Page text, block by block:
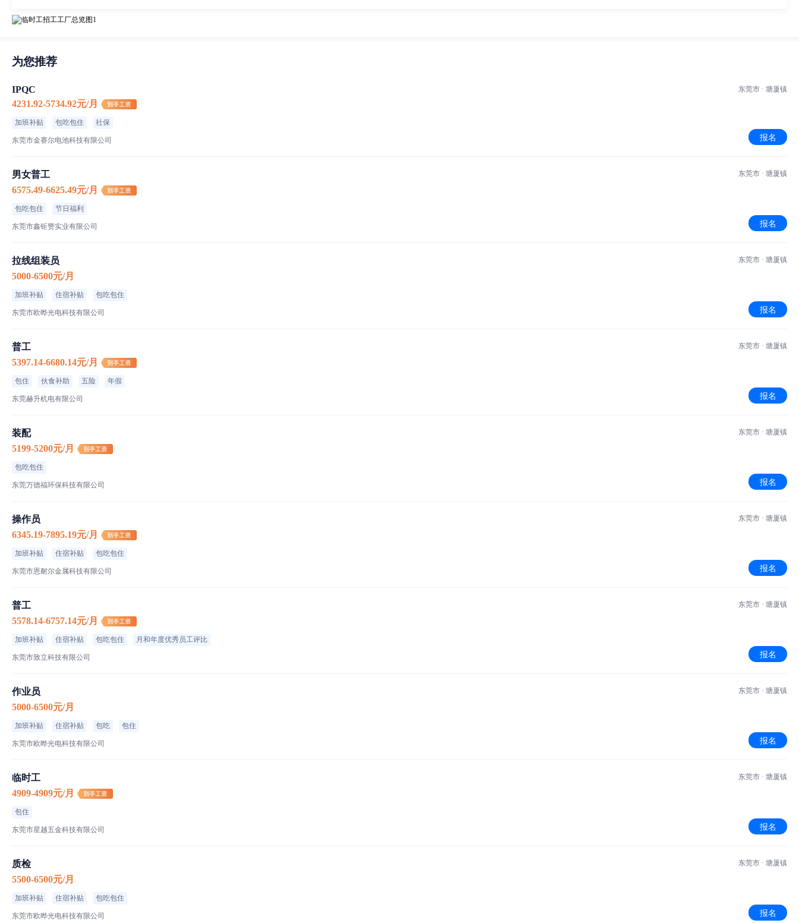
为您推荐
IPQC
4231.92-5734.92元/月
加班补贴 包吃包住 社保
东莞市金赛尔电池科技有限公司
东莞市 · 塘厦镇
报名
男女普工
6575.49-6625.49元/月
包吃包住 节日福利
东莞市鑫钜赞实业有限公司
东莞市 · 塘厦镇
报名
拉线组装员
5000-6500元/月
加班补贴 住宿补贴 包吃包住
东莞市欧晔光电科技有限公司
东莞市 · 塘厦镇
报名
普工
5397.14-6680.14元/月
包住 伙食补助 五险 年假
东莞赫升机电有限公司
东莞市 · 塘厦镇
报名
装配
5199-5200元/月
包吃包住
东莞万德福环保科技有限公司
东莞市 · 塘厦镇
报名
操作员
6345.19-7895.19元/月
加班补贴 住宿补贴 包吃包住
东莞市恩耐尔金属科技有限公司
东莞市 · 塘厦镇
报名
普工
5578.14-6757.14元/月
加班补贴 住宿补贴 包吃包住 月和年度优秀员工评比
东莞市致立科技有限公司
东莞市 · 塘厦镇
报名
作业员
5000-6500元/月
加班补贴 住宿补贴 包吃 包住
东莞市欧晔光电科技有限公司
东莞市 · 塘厦镇
报名
临时工
4909-4909元/月
包住
东莞市星越五金科技有限公司
东莞市 · 塘厦镇
报名
质检
5500-6500元/月
加班补贴 住宿补贴 包吃包住
东莞市欧晔光电科技有限公司
东莞市 · 塘厦镇
报名